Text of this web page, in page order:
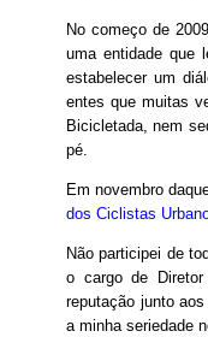
No começo de
uma entidade que
estabelecer um
entes que muitas
Bicicletada, nem
pé.
Em novembro
dos Ciclistas
Não participei de
o cargo de
reputação junto
a minha seriedade